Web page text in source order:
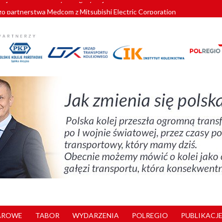
partnerstwa Medcom z Mitsubishi Electric Corporation
znów szuka dostawcy nowych EZT
kolejowych w północnej Wielkopolsce. Łatwiejsze dojazdy do pracy i
nowe standardy kategoryzacji dworców
TABOR WYDARZENIA POLREGIO